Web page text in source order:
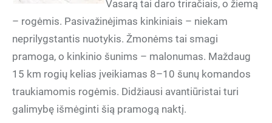
Vasarą tai daro triračiais, o žiemą
– rogėmis. Pasivažinėjimas kinkiniais – niekam
neprilygstantis nuotykis. Žmonėms tai smagi
pramoga, o kinkinio šunims – malonumas. Maždaug
15 km rogių kelias įveikiamas 8–10 šunų komandos
traukiamomis rogėmis. Didžiausi avantiūristai turi
galimybę išmėginti šią pramogą naktį.